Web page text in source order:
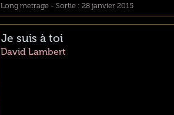
Long metrage - Sortie : 28 janvier 2015
Je suis à toi
David Lambert